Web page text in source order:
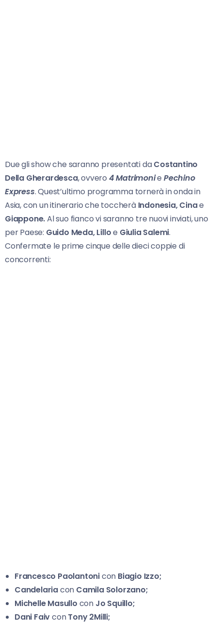
Due gli show che saranno presentati daCostantino
Della Gherardesca, ovvero 4 MatrimoniePechino
Express. Quest’ultimo programma tornerà in onda in
Asia, con un itinerario che toccherà Indonesia, Cinae
Giappone.Al suo fianco vi saranno tre nuovi inviati, uno
per Paese: Guido Meda, Lilloe Giulia Salemi.
Confermate le prime cinque delle dieci coppie di
concorrenti:
Francesco Paolantonicon Biagio Izzo;
Candelariacon Camila Solorzano;
Michelle Masullo con Jo Squillo;
Dani FaivconTony 2Milli;